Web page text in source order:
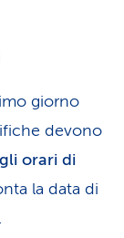
giorno
devono
orari di
la data di